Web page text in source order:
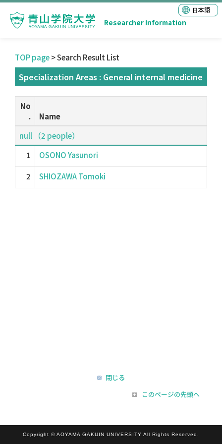
Researcher Information
日本語
TOP page> Search Result List
Specialization Areas : General internal medicine
No
.
Name
null （2 people）
1
OSONO Yasunori
2 SHIOZAWA Tomoki
閉じる
このページの先頭へ
Copyright © AOYAMA GAKUIN UNIVERSITY All Rights Reserved.